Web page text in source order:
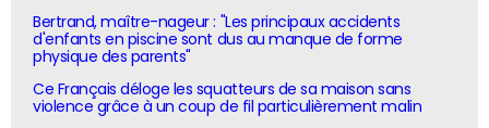
Bertrand, maître-nageur : "Les principaux accidents
d'enfants en piscine sont dus au manque de forme
physique des parents"
Ce Français déloge les squatteurs de sa maison sans
violence grâce à un coup de fil particulièrement malin